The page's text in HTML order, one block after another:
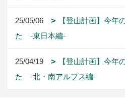
25/05/06
【登山計画】今年
た -東日本編-
25/04/19
【登山計画】今年
た -北・南アルプス編-